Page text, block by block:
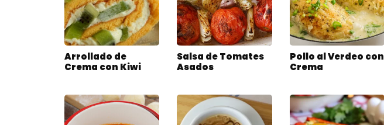
Arrollado de
Crema con Kiwi
Salsa de Tomates
Asados
Pollo al Verdeo con
Crema